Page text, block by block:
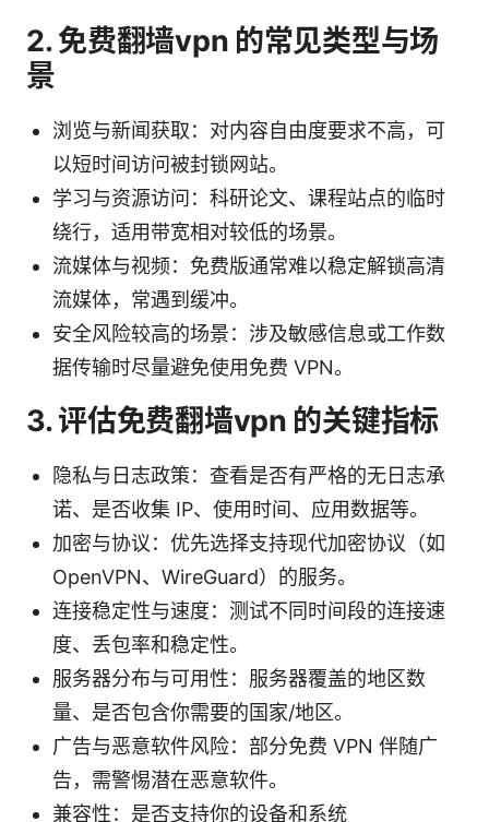
2. 免费翻墙vpn 的常见类型与场
景
浏览与新闻获取：对内容自由度要求不高，可
以短时间访问被封锁网站。
学习与资源访问：科研论文、课程站点的临时
绕行，适用带宽相对较低的场景。
流媒体与视频：免费版通常难以稳定解锁高清
流媒体，常遇到缓冲。
安全风险较高的场景：涉及敏感信息或工作数
据传输时尽量避免使用免费 VPN。
3. 评估免费翻墙vpn 的关键指标
隐私与日志政策：查看是否有严格的无日志承
诺、是否收集 IP、使用时间、应用数据等。
加密与协议：优先选择支持现代加密协议（如
OpenVPN、WireGuard）的服务。
连接稳定性与速度：测试不同时间段的连接速
度、丢包率和稳定性。
服务器分布与可用性：服务器覆盖的地区数
量、是否包含你需要的国家/地区。
广告与恶意软件风险：部分免费 VPN 伴随广
告，需警惕潜在恶意软件。
兼容性：是否支持你的设备和系统